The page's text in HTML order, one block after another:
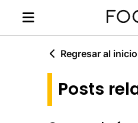
Regresar al inicio
Posts